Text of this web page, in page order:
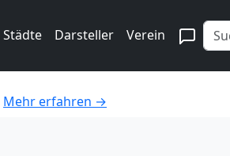
Städte Darsteller Verein
Mehr erfahren →